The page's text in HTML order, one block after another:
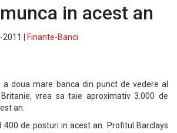
in acest an
|
Finante-Banci
a doua mare banca din punct de vedere al
vrea sa taie aproximativ 3.000 de
an.
de posturi in acest an. Profitul Barclays